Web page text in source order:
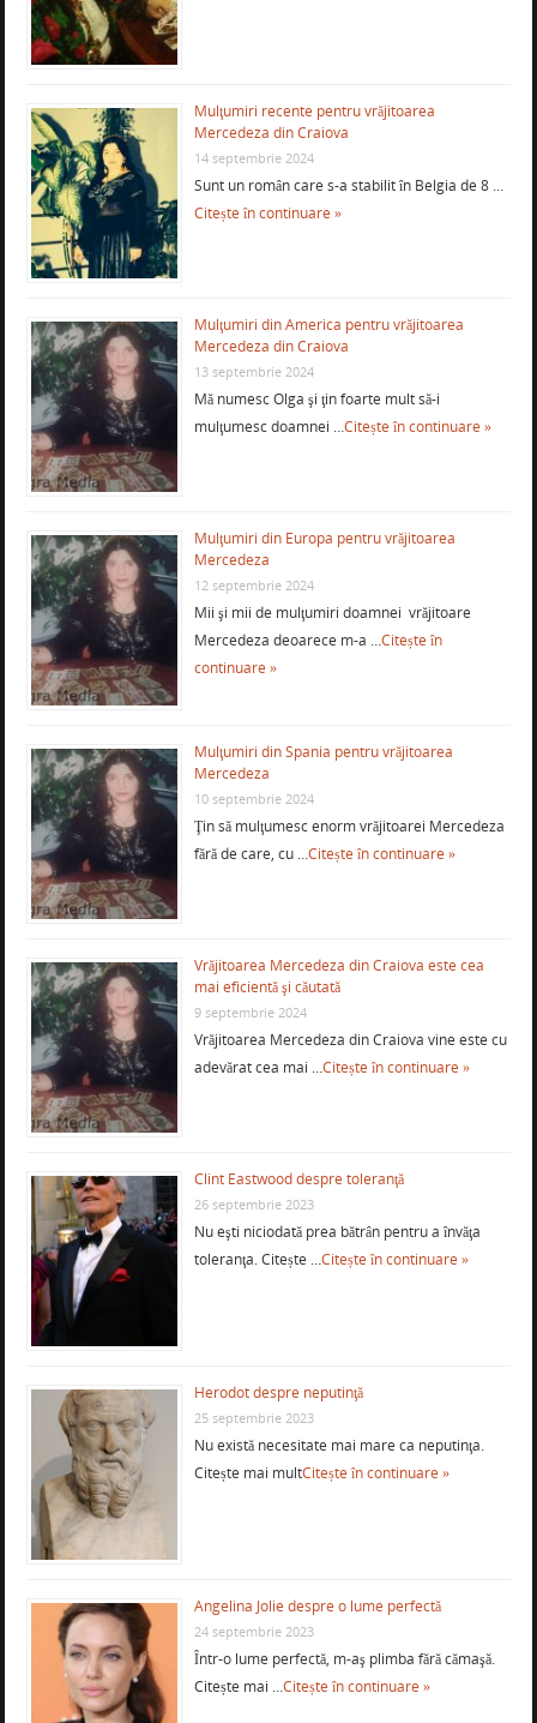
Mulţumiri recente pentru vrăjitoarea
Mercedeza din Craiova
14 septembrie 2024
Sunt un român care s-a stabilit în Belgia de 8 …
Citește în continuare »
Mulţumiri din America pentru vrăjitoarea
Mercedeza din Craiova
13 septembrie 2024
Mă numesc Olga şi ţin foarte mult să-i
mulţumesc doamnei …Citește în continuare »
Mulţumiri din Europa pentru vrăjitoarea
Mercedeza
12 septembrie 2024
Mii şi mii de mulţumiri doamnei vrăjitoare
Mercedeza deoarece m-a …Citește în
continuare »
Mulţumiri din Spania pentru vrăjitoarea
Mercedeza
10 septembrie 2024
Ţin să mulţumesc enorm vrăjitoarei Mercedeza
fără de care, cu …Citește în continuare »
Vrăjitoarea Mercedeza din Craiova este cea
mai eficientă şi căutată
9 septembrie 2024
Vrăjitoarea Mercedeza din Craiova vine este cu
adevărat cea mai …Citește în continuare »
Clint Eastwood despre toleranţă
26 septembrie 2023
Nu eşti niciodată prea bătrân pentru a învăţa
toleranţa. Citește …Citește în continuare »
Herodot despre neputinţă
25 septembrie 2023
Nu există necesitate mai mare ca neputinţa.
Citește mai multCitește în continuare »
Angelina Jolie despre o lume perfectă
24 septembrie 2023
Într-o lume perfectă, m-aş plimba fără cămaşă.
Citește mai …Citește în continuare »